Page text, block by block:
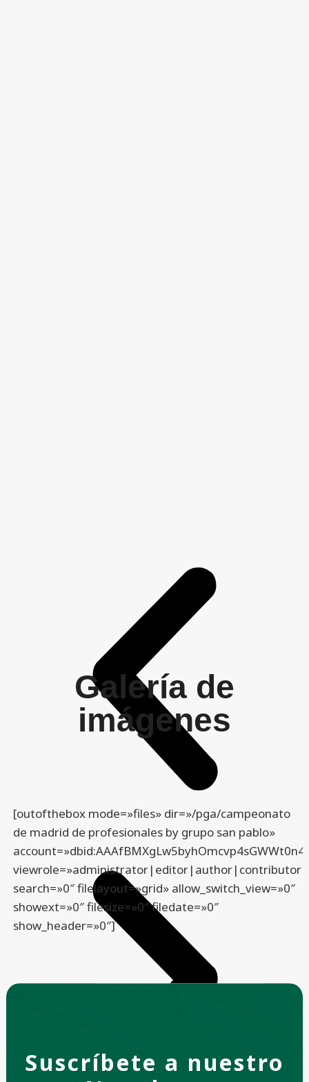
Galería de
imágenes
[outofthebox mode=»files» dir=»/pga/campeonato
de madrid de profesionales by grupo san pablo»
search=»0″ filelayout=»grid» allow_switch_view=»0″
showext=»0″ filesize=»0″ filedate=»0″
show_header=»0″]
Suscríbete a nuestro